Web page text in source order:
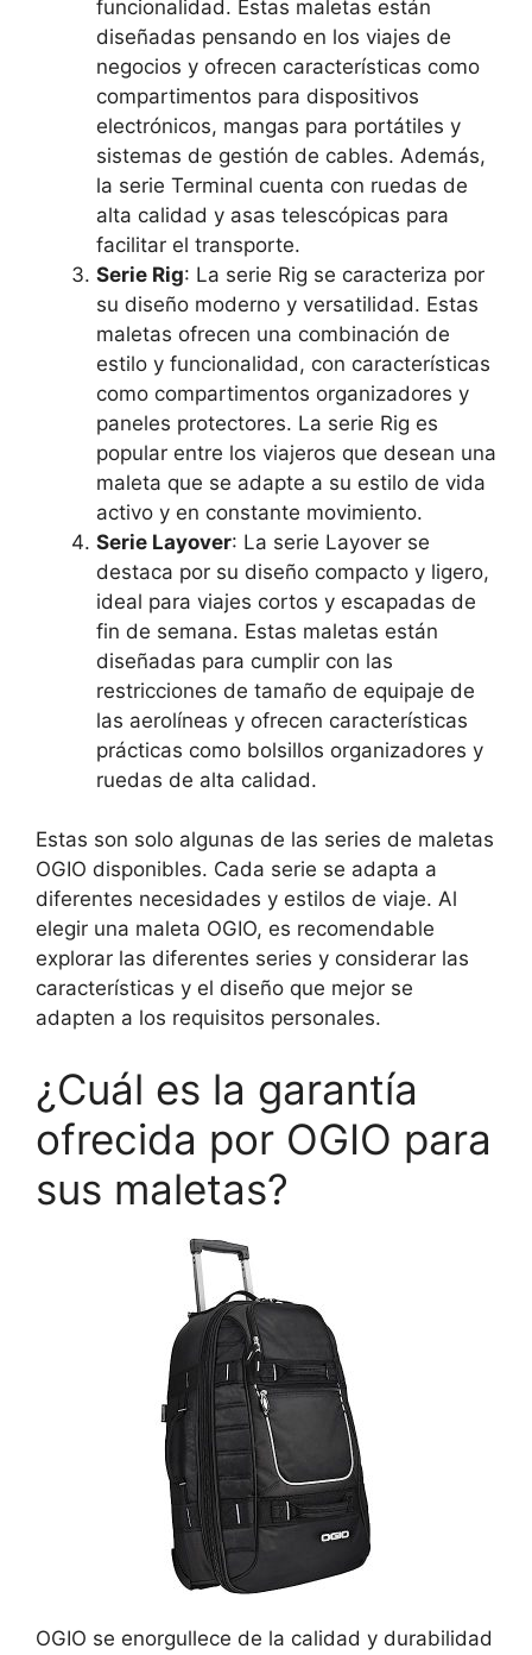
funcionalidad. Estas maletas están
diseñadas pensando en los viajes de
negocios y ofrecen características como
compartimentos para dispositivos
electrónicos, mangas para portátiles y
sistemas de gestión de cables. Además,
la serie Terminal cuenta con ruedas de
alta calidad y asas telescópicas para
facilitar el transporte.
Serie Rig: La serie Rig se caracteriza por
su diseño moderno y versatilidad. Estas
maletas ofrecen una combinación de
estilo y funcionalidad, con características
como compartimentos organizadores y
paneles protectores. La serie Rig es
popular entre los viajeros que desean una
maleta que se adapte a su estilo de vida
activo y en constante movimiento.
Serie Layover: La serie Layover se
destaca por su diseño compacto y ligero,
ideal para viajes cortos y escapadas de
fin de semana. Estas maletas están
diseñadas para cumplir con las
restricciones de tamaño de equipaje de
las aerolíneas y ofrecen características
prácticas como bolsillos organizadores y
ruedas de alta calidad.
Estas son solo algunas de las series de maletas
OGIO disponibles. Cada serie se adapta a
diferentes necesidades y estilos de viaje. Al
elegir una maleta OGIO, es recomendable
explorar las diferentes series y considerar las
características y el diseño que mejor se
adapten a los requisitos personales.
¿Cuál es la garantía
ofrecida por OGIO para
sus maletas?
OGIO se enorgullece de la calidad y durabilidad